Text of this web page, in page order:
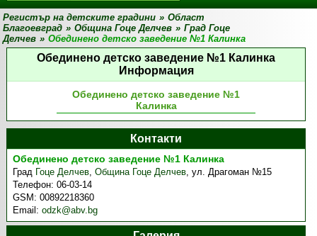
Регистър на детските градини » Област
Благоевград » Община Гоце Делчев » Град Гоце
Делчев » Обединено детско заведение №1 Калинка
Обединено детско заведение №1 Калинка
Информация
Обединено детско заведение №1
Калинка
Контакти
Обединено детско заведение №1 Калинка
Град Гоце Делчев,Община Гоце Делчев,ул. Драгоман №15
Телефон:06-03-14
GSM:00892218360
Email:odzk@abv.bg